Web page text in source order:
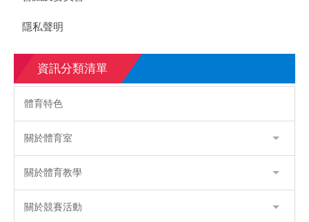
隱私聲明
資訊分類清單
體育特色
關於體育室
關於體育教學
關於競賽活動